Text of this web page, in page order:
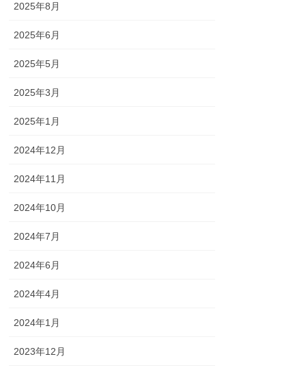
2025年8月
2025年6月
2025年5月
2025年3月
2025年1月
2024年12月
2024年11月
2024年10月
2024年7月
2024年6月
2024年4月
2024年1月
2023年12月